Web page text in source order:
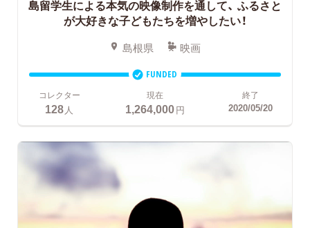
島留学生による本気の映像制作を通して、 ふるさと
が大好きな子どもたちを増やしたい！
島根県 映画
FUNDED
コレクター
128 人
現在
1,264,000円
終了
2020/05/20